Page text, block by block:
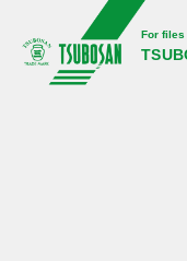
For